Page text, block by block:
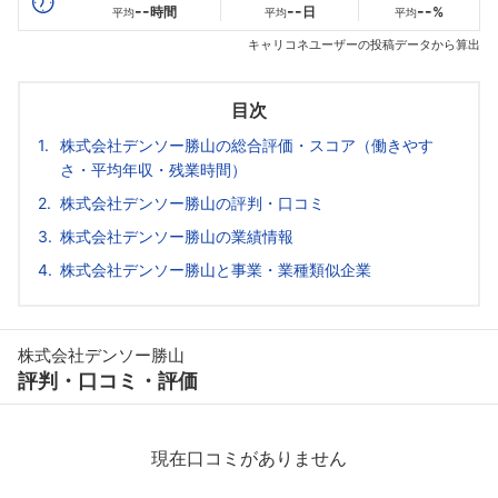
平均--時間 平均-- 日 平均--%
キャリコネユーザーの投稿データから算出
目次
株式会社デンソー勝山の総合評価・スコア（働きやす
さ・平均年収・残業時間）
株式会社デンソー勝山の評判・口コミ
株式会社デンソー勝山の業績情報
株式会社デンソー勝山と事業・業種類似企業
株式会社デンソー勝山
評判・口コミ・評価
現在口コミがありません